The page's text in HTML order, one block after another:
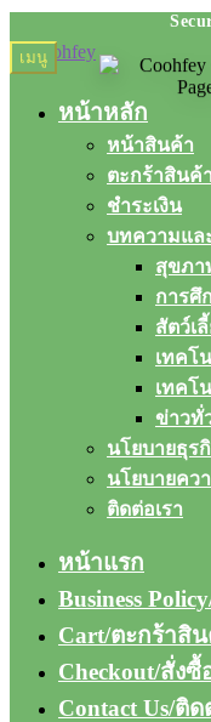
Skip
to
Skip
to
เมนู
หน้าหลัก
หน้าสินค้า
ตะกร้าสินค้า
ชำระเงิน
บทความแล
สุขภา
การศึ
สัตว์เ
เทคโ
เทคโ
ข่าวทั่
นโยบายธุร
นโยบายคว
ติดต่อเรา
หน้าแรก
Business
Cart/ตะกร้าสิ
Checkout/สั่งซื้
Contact Us/ติด